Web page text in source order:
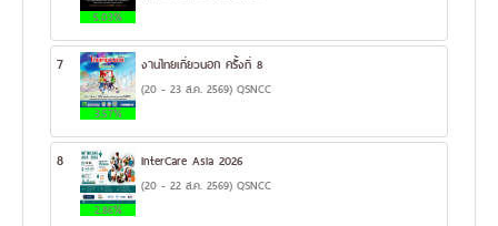
5.03%
7
3.57%
งานไทยเที่ยวนอก ครั้งที่ 8
(20 - 23 ส.ค. 2569) QSNCC
8
2.86%
InterCare Asia 2026
(20 - 22 ส.ค. 2569) QSNCC